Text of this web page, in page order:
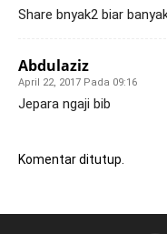
Share bnyak2 biar
Abdulaziz
April 22, 2017 Pada 09:16
Jepara ngaji bib
Komentar ditutup.